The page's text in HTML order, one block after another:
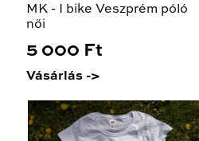
MK - I bike Veszprém póló
női
5 000 Ft
Vásárlás ->